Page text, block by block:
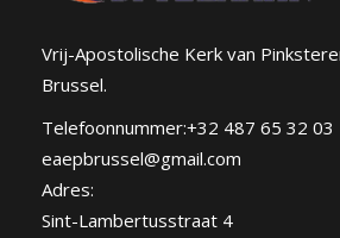
Vrij-Apostolische Kerk van
Brussel.
Telefoonnummer:+32 487 65 32 03
eaepbrussel@gmail.com
Adres:
Sint-Lambertusstraat 4